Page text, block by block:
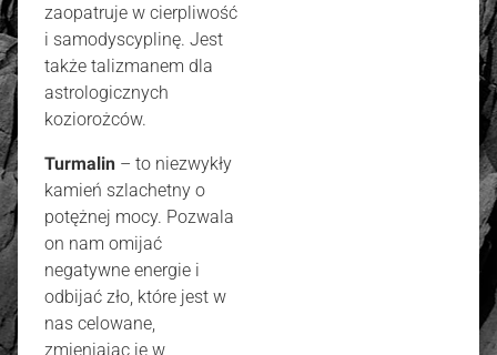
zaopatruje w cierpliwość
i samodyscyplinę. Jest
także talizmanem dla
astrologicznych
koziorożców.
Turmalin – to niezwykły
kamień szlachetny o
potężnej mocy. Pozwala
on nam omijać
negatywne energie i
odbijać zło, które jest w
nas celowane,
zmieniając je w